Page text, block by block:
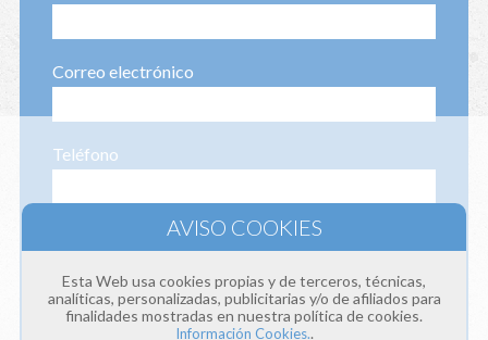
Correo electrónico
Teléfono
¿Qué producto o servicio necesitas?
Esta Web usa cookies propias y de terceros, técnicas,
analíticas, personalizadas, publicitarias y/o de afiliados para
finalidades mostradas en nuestra política de cookies.
Información Cookies..